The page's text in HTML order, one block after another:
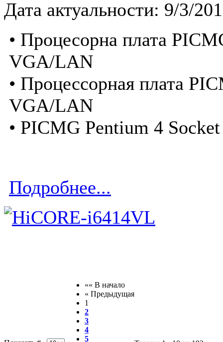
Дата актуальности: 9/3/
• Процесорна плата
VGA/LAN
• Процессорная плата
VGA/LAN
• PICMG Pentium 4
Подробнее...
«« В начало
« Предыдущая
1
2
3
4
5